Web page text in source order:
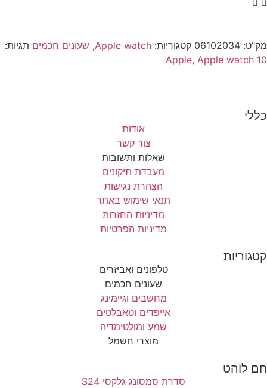
מק"ט: 06102034 קטגוריות: Apple watch
, שעונים חכמים תגיות:
Apple, Apple watch 10
כללי
אודות
צור קשר
שאלות ותשובות
מעבדת תיקונים
הצהרת נגישות
תנאי שימוש באתר
מדיניות החזרות
מדיניות הפרטיות
קטגוריות
טלפונים ואביזרים
שעונים חכמים
מחשבים וגיימינג
אייפדים וטאבלטים
שמע ומולטימדיה
מוצרי חשמל
חם לוהט
סדרת סמסונג גלקסי S24